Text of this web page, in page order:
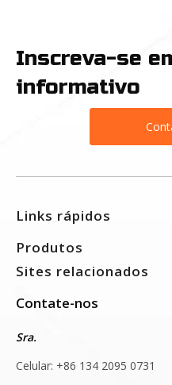
Inscreva-se
informativo
Links rápidos
Produtos
Sites relacionados
Contate-nos
Sra.
Celular: +86 134 2095 0731